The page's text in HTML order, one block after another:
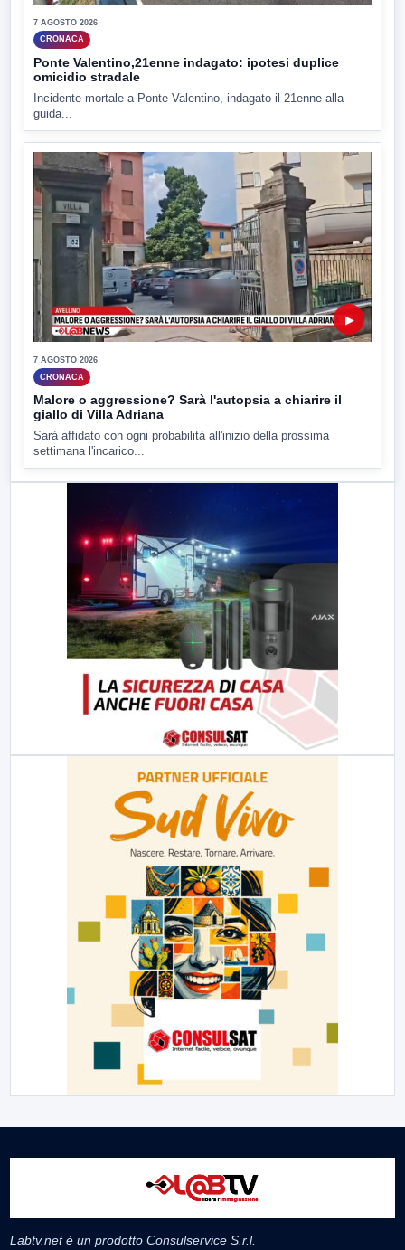
7 AGOSTO 2026
CRONACA
Ponte Valentino,21enne indagato: ipotesi duplice
omicidio stradale
Incidente mortale a Ponte Valentino, indagato il 21enne alla
guida...
▶
7 AGOSTO 2026
CRONACA
Malore o aggressione? Sarà l'autopsia a chiarire il
giallo di Villa Adriana
Sarà affidato con ogni probabilità all'inizio della prossima
settimana l'incarico...
Labtv.net è un prodotto Consulservice S.r.l.